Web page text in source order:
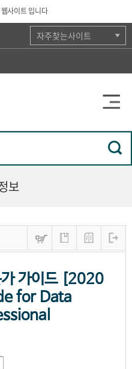
사이트 입니다
자주찾는사이트
보
가 가이드 [2020
for Data